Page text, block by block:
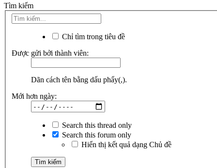
Tìm kiếm
Chỉ tìm trong tiêu đề
Được gửi bởi thành viên:
Dãn cách tên bằng dấu phẩy(,).
Mới hơn ngày:
Search this thread only
Search this forum only
Hiển thị kết quả dạng Chủ đề